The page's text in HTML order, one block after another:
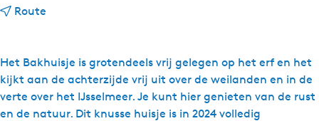
Het Bakhuisje is grotendeels vrij gelegen op het erf en het
kijkt aan de achterzijde vrij uit over de weilanden en in de
verte over het IJsselmeer. Je kunt hier genieten van de rust
en de natuur. Dit knusse huisje is in 2024 volledig
Route
r
B
&
B